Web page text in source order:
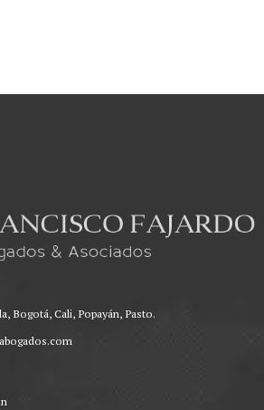
Bogotá, Cali, Popayán, Pasto.